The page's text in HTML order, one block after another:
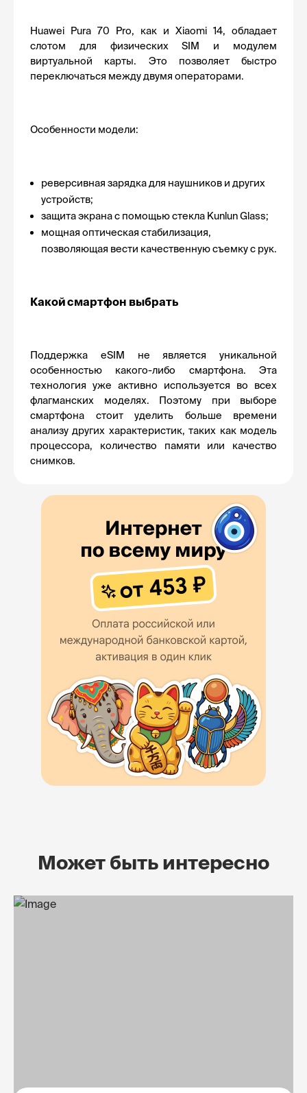
Huawei Pura 70 Pro, как и Xiaomi 14, обладает
слотом для физических SIM и модулем
виртуальной карты. Это позволяет быстро
переключаться между двумя операторами.
Особенности модели:
реверсивная зарядка для наушников и других
устройств;
защита экрана с помощью стекла Kunlun Glass;
мощная оптическая стабилизация,
позволяющая вести качественную съемку с рук.
Какой смартфон выбрать
Поддержка eSIM не является уникальной
особенностью какого-либо смартфона. Эта
технология уже активно используется во всех
флагманских моделях. Поэтому при выборе
смартфона стоит уделить больше времени
анализу других характеристик, таких как модель
процессора, количество памяти или качество
снимков.
Может быть интересно